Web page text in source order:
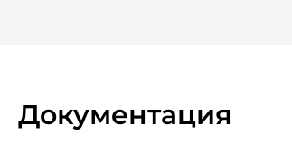
Документация